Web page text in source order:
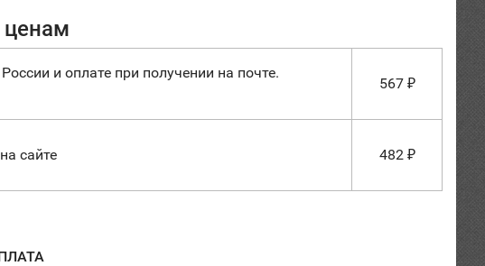
ценам
и оплате при получении на почте.
567 ₽
сайте 482 ₽